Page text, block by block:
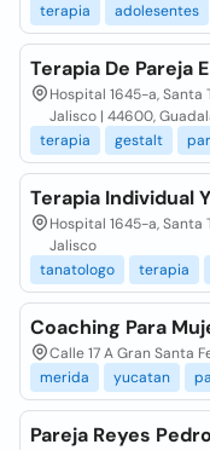
terapia
adolesentes
Terapia De Pareja
Hospital 1645-a, Santa
Jalisco | 44600,
terapia
gestalt
Terapia Individual
Hospital 1645-a,
Jalisco
tanatologo
terapia
Coaching Para
Calle 17 A Gran Santa
merida
yucatan
Pareja Reyes